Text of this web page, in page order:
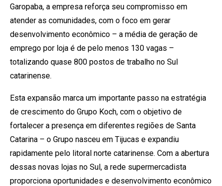
Garopaba, a empresa reforça seu compromisso em
atender as comunidades, com o foco em gerar
desenvolvimento econômico – a média de geração de
emprego por loja é de pelo menos 130 vagas –
totalizando quase 800 postos de trabalho no Sul
catarinense.
Esta expansão marca um importante passo na estratégia
de crescimento do Grupo Koch, com o objetivo de
fortalecer a presença em diferentes regiões de Santa
Catarina – o Grupo nasceu em Tijucas e expandiu
rapidamente pelo litoral norte catarinense. Com a abertura
dessas novas lojas no Sul, a rede supermercadista
proporciona oportunidades e desenvolvimento econômico